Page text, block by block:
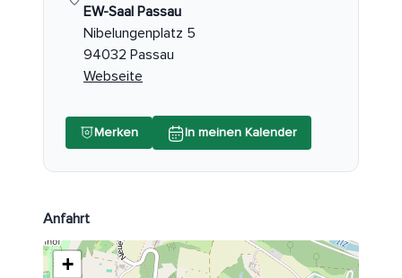
EW-Saal Passau
Nibelungenplatz 5
94032 Passau
Webseite
Merken In meinen Kalender
Anfahrt
+